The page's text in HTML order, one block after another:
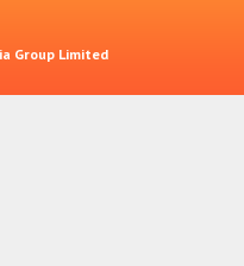
Group Limited